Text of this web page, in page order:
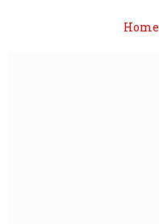
Home